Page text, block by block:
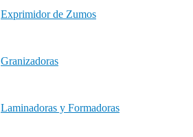
Exprimidor de Zumos
Granizadoras
Laminadoras y Formadoras